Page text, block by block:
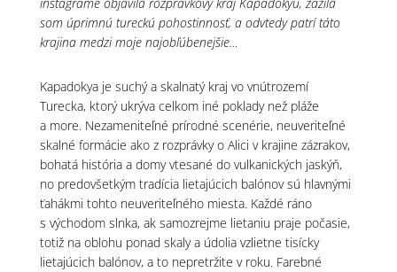
som úprimnú tureckú pohostinnosť, a odvtedy patrí táto
krajina medzi moje najobľúbenejšie…
Kapadokya je suchý a skalnatý kraj vo vnútrozemí
Turecka, ktorý ukrýva celkom iné poklady než pláže
a more. Nezameniteľné prírodné scenérie, neuveriteľné
skalné formácie ako z rozprávky o Alici v krajine zázrakov,
bohatá história a domy vtesané do vulkanických jaskýň,
no predovšetkým tradícia lietajúcich balónov sú hlavnými
ťahákmi tohto neuveriteľného miesta. Každé ráno
s východom slnka, ak samozrejme lietaniu praje počasie,
totiž na oblohu ponad skaly a údolia vzlietne tisícky
lietajúcich balónov, a to nepretržite v roku. Farebné